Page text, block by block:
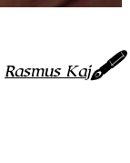
Rasmus Kaj